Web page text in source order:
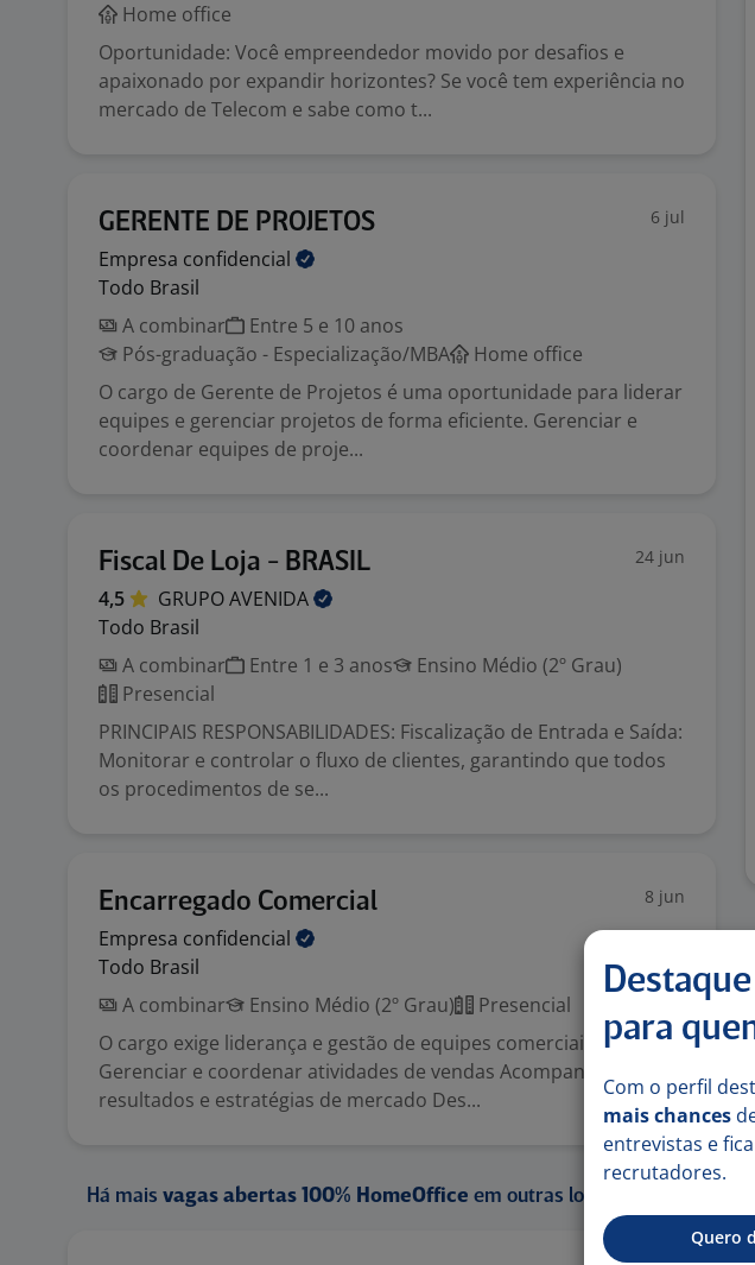
Home office
Oportunidade: Você empreendedor movido por desafios e
apaixonado por expandir horizontes? Se você tem experiência no
mercado de Telecom e sabe como t...
GERENTE DE PROJETOS 6 jul
Empresa confidencial
Todo Brasil
A combinar
Entre 5 e 10 anos
Pós-graduação - Especialização/MBA
Home office
O cargo de Gerente de Projetos é uma oportunidade para liderar
equipes e gerenciar projetos de forma eficiente. Gerenciar e
coordenar equipes de proje...
Fiscal De Loja - BRASIL 24 jun
4,5 GRUPOAVENIDA
Todo Brasil
A combinar
Entre 1 e 3 anos
Ensino Médio (2º Grau)
Presencial
PRINCIPAIS RESPONSABILIDADES: Fiscalização de Entrada e Saída:
Monitorar e controlar o fluxo de clientes, garantindo que todos
os procedimentos de se...
Encarregado Comercial 8 jun
Empresa confidencial
Todo Brasil
A combinar
Ensino Médio (2º Grau)
Presencial
O cargo exige liderança e gestão de equipes comerciais.
Gerenciar e coordenar atividades de vendas Acompanhar
resultados e estratégias de mercado Des...
Há mais vagas abertas 100% HomeOffice em outras localidades:
para
Com o perfil
mais chances
entrevistas e
recrutadores.
Quero